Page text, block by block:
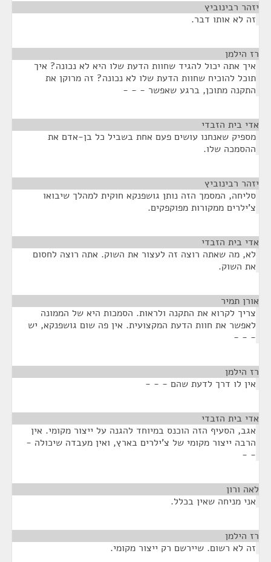
יזהר רבינוביץ
זה לא אותו דבר.
רז הילמן
איך אתה יכול להגיד שחוות הדעת שלו היא לא נכונה? איך
תוכל להוכיח שחוות הדעת שלו לא נכונה? זה מרוקן את
התקנה מתוכן, ברגע שאפשר - - -
אדי בית הזבדי
מספיק שאנחנו עושים פעם אחת בשביל כל בן-אדם את
ההסמכה שלו.
יזהר רבינוביץ
סליחה, המסמך הזה נותן גושפנקא חוקית למהלך שיבואו
צ'ילרים ממקורות מפוקפקים.
אדי בית הזבדי
לא, מה שאתה רוצה זה לעצור את השוק. אתה רוצה לחסום
את השוק.
אורן תמיר
צריך לקרוא את התקנה ולראות. הסמכות היא של הממונה
לאפשר את חוות הדעת המקצועית. אין פה שום גושפנקא, יש
- - -
רז הילמן
אין לו דרך לדעת שהם - - -
אדי בית הזבדי
אגב, הסעיף הזה הוכנס במיוחד להגנה על ייצור מקומי. אין
הרבה ייצור מקומי של צ'ילרים בארץ, ואין מעבדה שיכולה -
- -
לאה ורון
אני מניחה שאין בכלל.
רז הילמן
זה לא רשום. שיירשם רק ייצור מקומי.